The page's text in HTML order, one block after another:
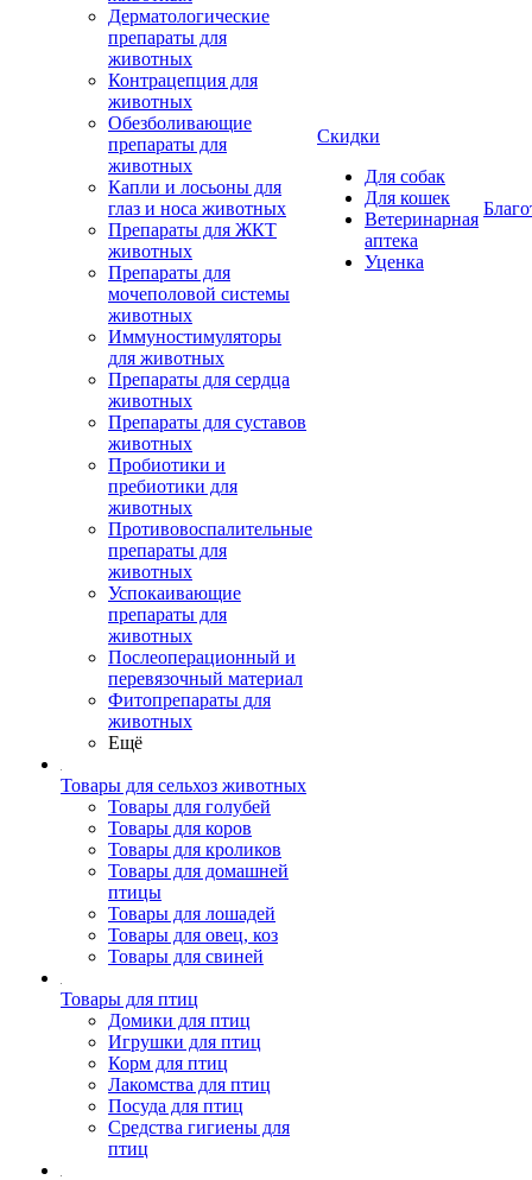
Дерматологические
препараты для
животных
Контрацепция для
животных
Обезболивающие
препараты для
животных
Капли и лосьоны для
глаз и носа животных
Препараты для ЖКТ
животных
Препараты для
мочеполовой системы
животных
Иммуностимуляторы
для животных
Препараты для сердца
животных
Препараты для суставов
животных
Пробиотики и
пребиотики для
животных
Противовоспалительные
препараты для
животных
Успокаивающие
препараты для
животных
Послеоперационный и
перевязочный материал
Фитопрепараты для
животных
Ещё
Товары для сельхоз животных
Товары для голубей
Товары для коров
Товары для кроликов
Товары для домашней
птицы
Товары для лошадей
Товары для овец, коз
Товары для свиней
Товары для птиц
Домики для птиц
Игрушки для птиц
Корм для птиц
Лакомства для птиц
Посуда для птиц
Средства гигиены для
птиц
Скидки
Для собак
Для кошек
Ветеринарная
аптека
Уценка